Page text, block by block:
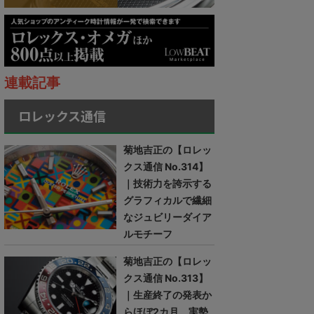
連載記事
ロレックス通信
菊地吉正の【ロレッ
クス通信 No.314】
｜技術力を誇示する
グラフィカルで繊細
なジュビリーダイア
ルモチーフ
菊地吉正の【ロレッ
クス通信 No.313】
｜生産終了の発表か